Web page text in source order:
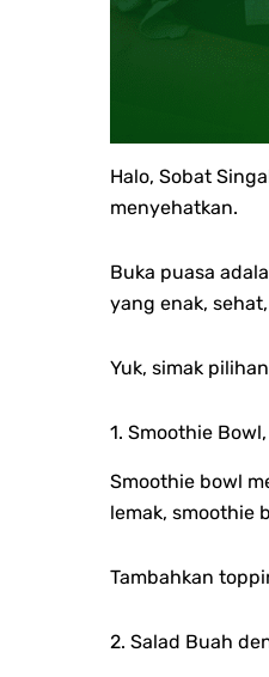
Halo, Sobat
menyehatkan.
Buka puasa
yang enak,
Yuk, simak
1. Smoothie
Smoothie bowl
lemak, smoothie
Tambahkan
2. Salad Buah